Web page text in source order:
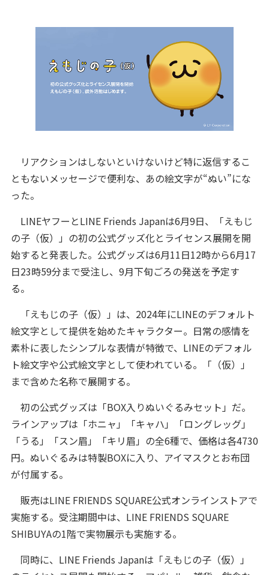
リアクションはしないといけないけど特に返信するこ
ともないメッセージで便利な、あの絵文字が“ぬい”にな
った。
LINEヤフーとLINE Friends Japanは6月9日、「えもじ
の子（仮）」の初の公式グッズ化とライセンス展開を開
始すると発表した。公式グッズは6月11日12時から6月17
日23時59分まで受注し、9月下旬ごろの発送を予定す
る。
「えもじの子（仮）」は、2024年にLINEのデフォルト
絵文字として提供を始めたキャラクター。日常の感情を
素朴に表したシンプルな表情が特徴で、LINEのデフォル
ト絵文字や公式絵文字として使われている。「（仮）」
まで含めた名称で展開する。
初の公式グッズは「BOX入りぬいぐるみセット」だ。
ラインアップは「ホニャ」「キャハ」「ロングレッグ」
「うる」「スン眉」「キリ眉」の全6種で、価格は各4730
円。ぬいぐるみは特製BOXに入り、アイマスクとお布団
が付属する。
販売はLINE FRIENDS SQUARE公式オンラインストアで
実施する。受注期間中は、LINE FRIENDS SQUARE
SHIBUYAの1階で実物展示も実施する。
同時に、LINE Friends Japanは「えもじの子（仮）」